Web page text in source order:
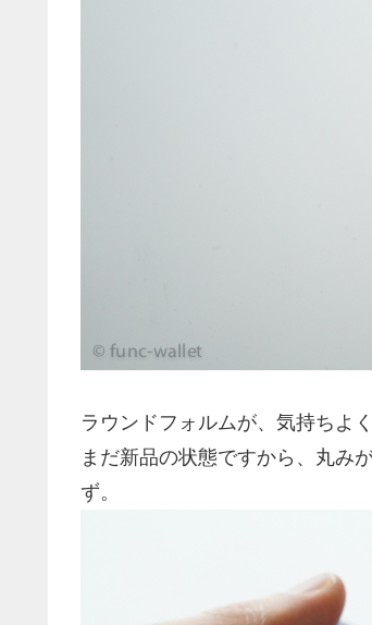
ラウンドフォルムが、気持ちよ
まだ新品の状態ですから、丸み
ず。